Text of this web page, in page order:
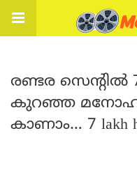
രണ്ടര
കുറഞ്ഞ
കാണാം… 7 lakh